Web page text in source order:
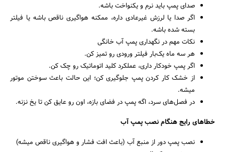
صدای پمپ باید نرم و یکنواخت باشه.
اگر صدا یا لرزش غیرعادی داره، ممکنه هواگیری ناقص باشه یا فیلتر
بسته شده باشه.
نکات مهم در نگهداری پمپ آب خانگی
هر سه ماه یک‌بار فیلتر ورودی رو تمیز کن.
اگر پمپ خودکار داری، عملکرد کلید اتوماتیک رو چک کن.
از خشک کار کردن پمپ جلوگیری کن؛ این حالت باعث سوختن موتور
میشه.
در فصل‌های سرد، اگه پمپ در فضای بازه، اون رو عایق کن تا یخ نزنه.
خطاهای رایج هنگام نصب پمپ آب
نصب پمپ دور از منبع آب (باعث افت فشار و هواگیری ناقص میشه)